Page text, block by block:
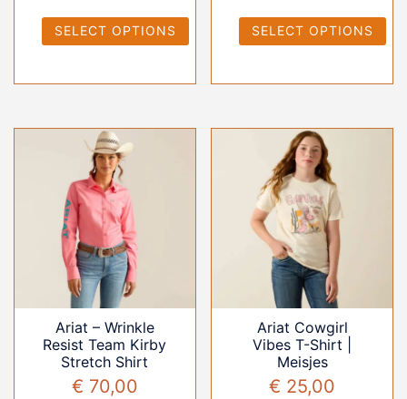
SELECT OPTIONS SELECT OPTIONS
Ariat – Wrinkle
Resist Team Kirby
Stretch Shirt
€ 70,00
Ariat Cowgirl
Vibes T-Shirt |
Meisjes
€ 25,00